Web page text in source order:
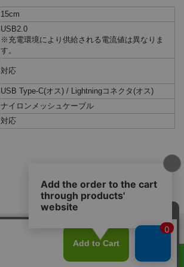
15cm
USB2.0
※充電環境により供給される電流値は異なりま
す。
対応
USB Type-C(オス) / Lightningコネクタ(オス)
ナイロンメッシュケーブル
対応
表示：スマートフォン｜